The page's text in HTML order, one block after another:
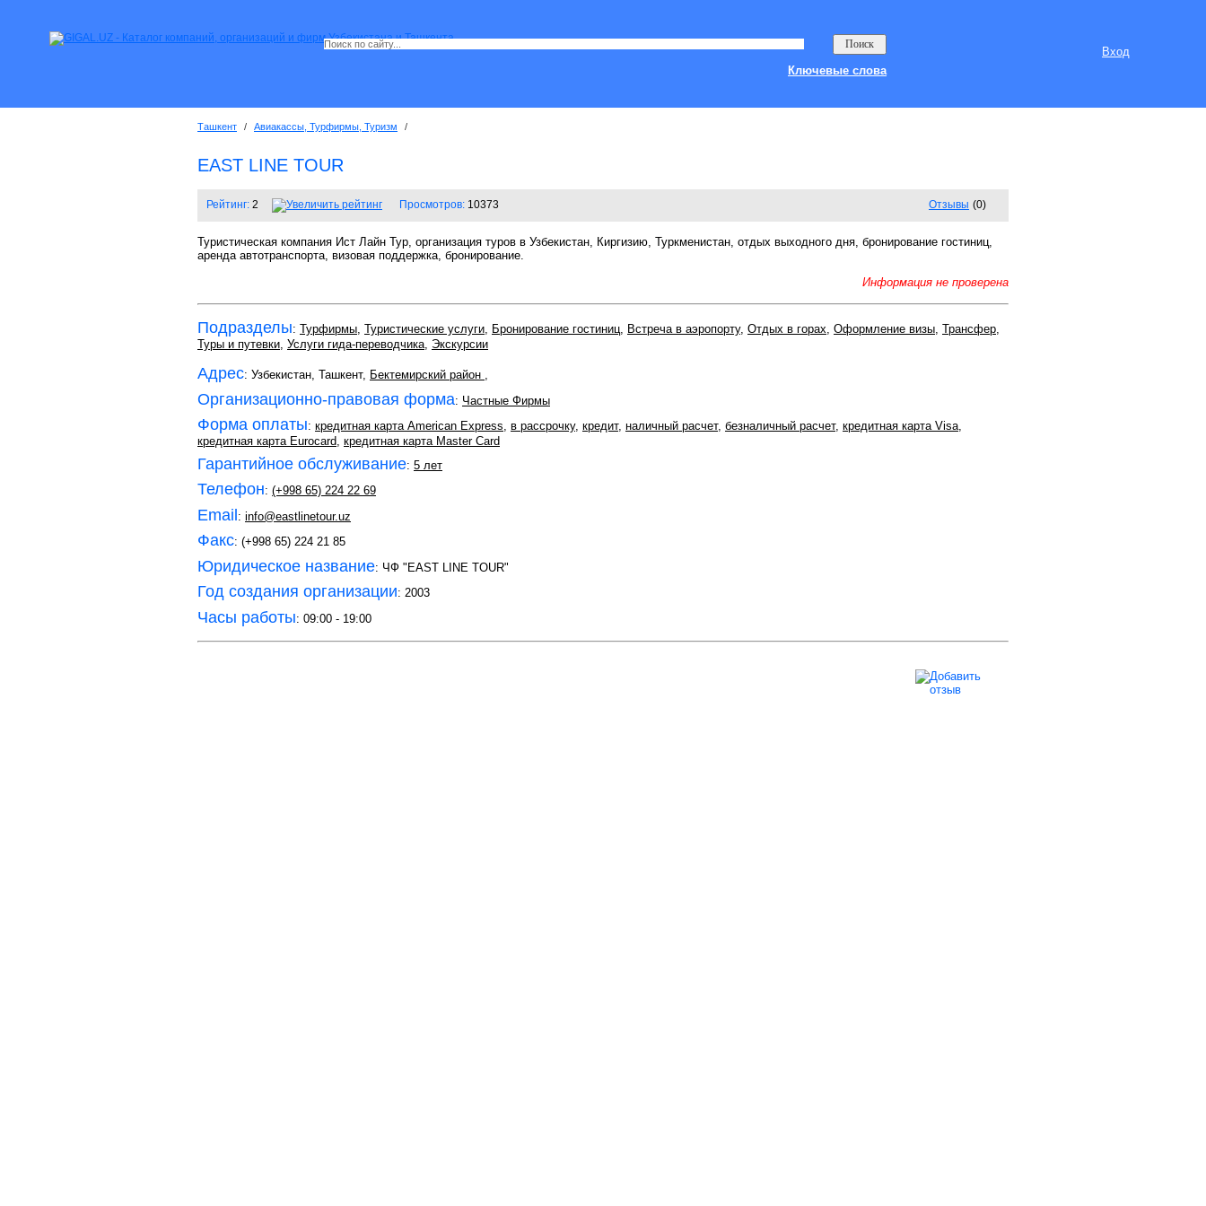
Вход
Ключевые слова
Ташкент / Авиакассы, Турфирмы, Туризм /
EAST LINE TOUR
Рейтинг: 2 Просмотров: 10373 Отзывы (0)
Туристическая компания Ист Лайн Тур, организация туров в Узбекистан, Киргизию, Туркменистан, отдых выходного дня, бронирование гостиниц,
аренда автотранспорта, визовая поддержка, бронирование.
Информация не проверена
Подразделы: Турфирмы, Туристические услуги, Бронирование гостиниц, Встреча в аэропорту, Отдых в горах, Оформление визы, Трансфер,
Туры и путевки, Услуги гида-переводчика, Экскурсии
Адрес: Узбекистан, Ташкент, Бектемирский район ,
Организационно-правовая форма: Частные Фирмы
Форма оплаты: кредитная карта American Express, в рассрочку, кредит, наличный расчет, безналичный расчет, кредитная карта Visa,
кредитная карта Eurocard, кредитная карта Master Card
Гарантийное обслуживание: 5 лет
Телефон: (+998 65) 224 22 69
Email: info@eastlinetour.uz
Факс: (+998 65) 224 21 85
Юридическое название: ЧФ "EAST LINE TOUR"
Год создания организации: 2003
Часы работы: 09:00 - 19:00